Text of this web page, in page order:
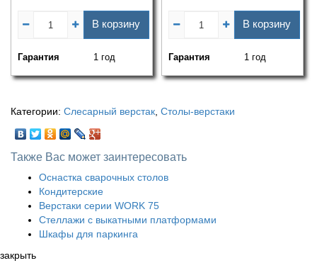
В корзину
Гарантия 1 год
В корзину
Гарантия 1 год
Категории: Слесарный верстак, Столы-верстаки
Также Вас может заинтересовать
Оснастка сварочных столов
Кондитерские
Верстаки серии WORK 75
Стеллажи с выкатными платформами
Шкафы для паркинга
закрыть